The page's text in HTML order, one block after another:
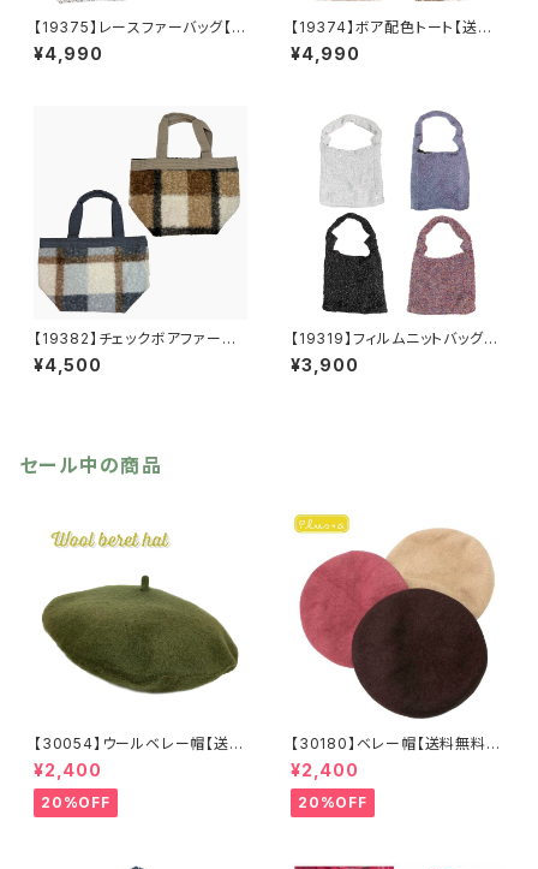
【19375】レースファーバッグ【送
料無料】秋冬バッグ 新作
¥4,990
【19374】ボア配色トート【送料
無料】秋冬バッグ 新作
¥4,990
【19382】チェックボアファート
ート【送料無料】秋冬バッグ 新
作
¥4,500
【19319】フィルムニットバッグ
【送料無料】キラキラ グリッタ
ー
¥3,900
セール中の商品
【30054】ウールベレー帽【送料
無料】帽子 カーキ グリー
ン 秋冬 フェルトベレー レト
ロ 無地 チョボ シンプル
¥2,400
20%OFF
【30180】ベレー帽【送料無料】
フレンチ ベーシック 無地
ベージュ パープル ブラウ
ン シンプル ハット 秋冬
ウールベレー バスクベレー
¥2,400
20%OFF